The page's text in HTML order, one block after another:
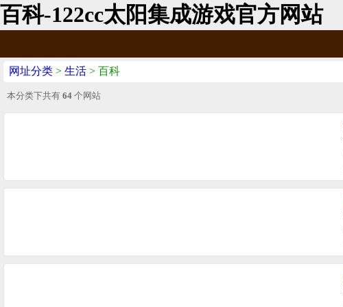
百科-122cc太阳集成游戏官方网站
网址分类 > 生活 > 百科
本分类下共有 64 个网站